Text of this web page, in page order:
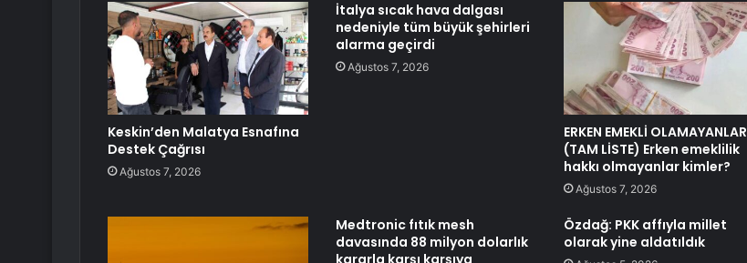
Keskin’den Malatya Esnafına
Destek Çağrısı
Ağustos 7, 2026
İtalya sıcak hava dalgası
nedeniyle tüm büyük şehirleri
alarma geçirdi
Ağustos 7, 2026
ERKEN EMEKLİ OLAMAYANLAR
(TAM LİSTE) Erken emeklilik
hakkı olmayanlar kimler?
Ağustos 7, 2026
Medtronic fıtık mesh
davasında 88 milyon dolarlık
Özdağ: PKK affıyla millet
olarak yine aldatıldık